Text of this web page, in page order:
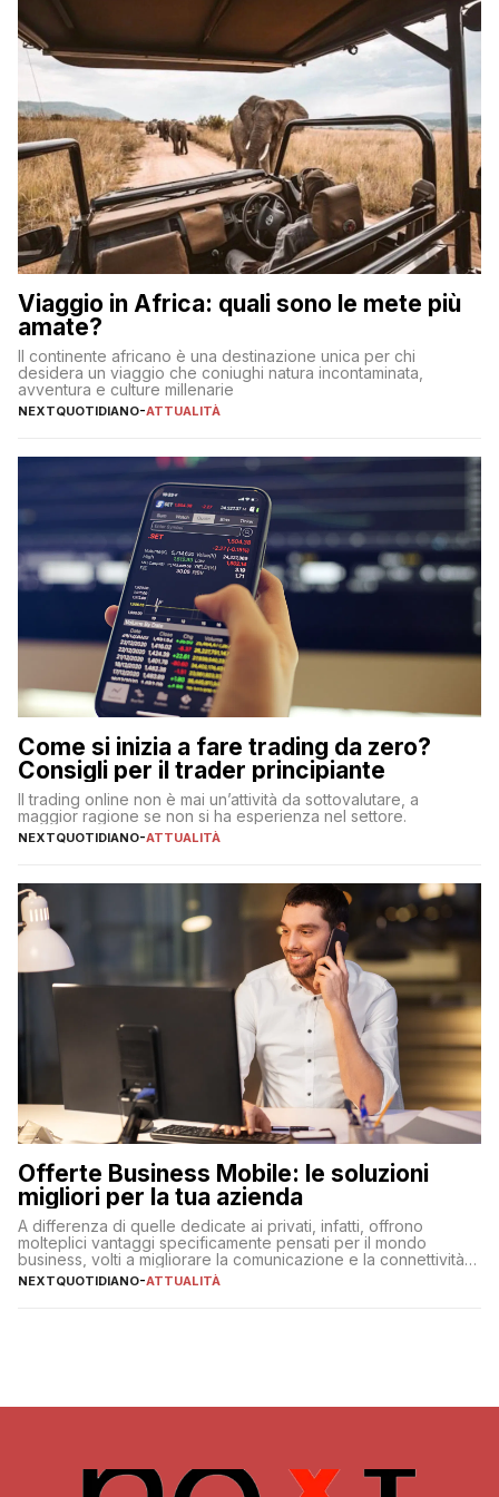
Viaggio in Africa: quali sono le mete più
amate?
Il continente africano è una destinazione unica per chi
desidera un viaggio che coniughi natura incontaminata,
avventura e culture millenarie
NEXTQUOTIDIANO-ATTUALITÀ
Come si inizia a fare trading da zero?
Consigli per il trader principiante
Il trading online non è mai un’attività da sottovalutare, a
maggior ragione se non si ha esperienza nel settore.
NEXTQUOTIDIANO-ATTUALITÀ
Offerte Business Mobile: le soluzioni
migliori per la tua azienda
A differenza di quelle dedicate ai privati, infatti, offrono
molteplici vantaggi specificamente pensati per il mondo
business, volti a migliorare la comunicazione e la connettività
degli utenti
NEXTQUOTIDIANO-ATTUALITÀ